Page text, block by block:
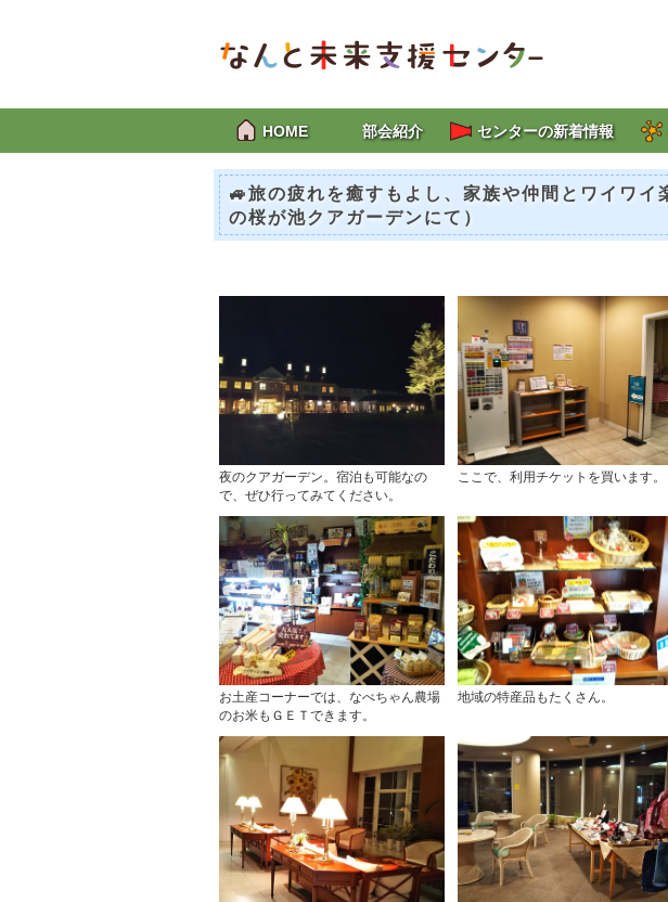
HOME 部会紹介 センターの新着情報
🚙旅の疲れを癒すもよし、家族や仲間とワイワイ
の桜が池クアガーデンにて）
夜のクアガーデン。宿泊も可能なの
で、ぜひ行ってみてください。
ここで、利用チケットを買います。
お土産コーナーでは、なべちゃん農場
のお米もＧＥＴできます。
地域の特産品もたくさん。